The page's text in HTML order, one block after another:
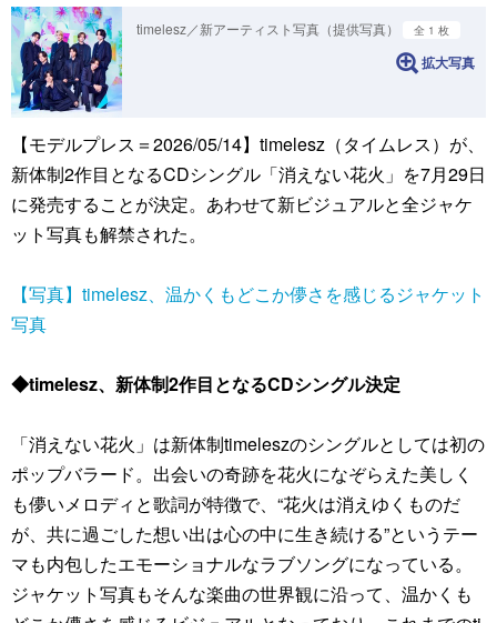
timelesz／新アーティスト写真（提供写真） 全 1 枚
拡大写真
【モデルプレス＝2026/05/14】timelesz（タイムレス）が、
新体制2作目となるCDシングル「消えない花火」を7月29日
に発売することが決定。あわせて新ビジュアルと全ジャケ
ット写真も解禁された。
【写真】timelesz、温かくもどこか儚さを感じるジャケット
写真
◆timelesz、新体制2作目となるCDシングル決定
「消えない花火」は新体制timeleszのシングルとしては初の
ポップバラード。出会いの奇跡を花火になぞらえた美しく
も儚いメロディと歌詞が特徴で、“花火は消えゆくものだ
が、共に過ごした想い出は心の中に生き続ける”というテー
マも内包したエモーショナルなラブソングになっている。
ジャケット写真もそんな楽曲の世界観に沿って、温かくも